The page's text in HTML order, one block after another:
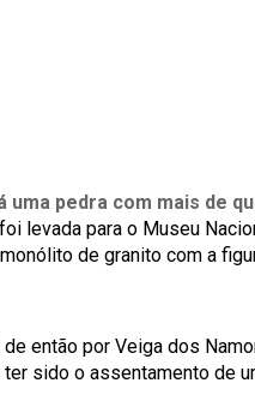
uma pedra com mais de
levada para o Museu
de granito com a
então por Veiga dos
sido o assentamento de